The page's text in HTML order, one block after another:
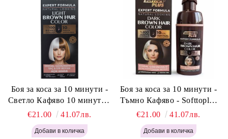
Боя за коса за 10 минути -
Светло Кафяво 10 минути -
Softtoplus Expert Woman
Light Brown 400мл
€21.00 41.07лв.
Боя за коса за 10 минути -
Тъмно Кафяво - Softtoplus
Expert Woman Dark Brown
400 мл
€21.00 41.07лв.